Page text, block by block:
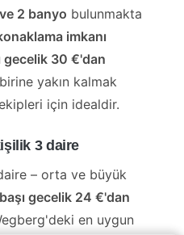
2 banyo bulunmakta
imkanı
gecelik 30 €'dan
yakın kalmak
için idealdir.
3 daire
– orta ve büyük
gecelik 24 €'dan
en uygun